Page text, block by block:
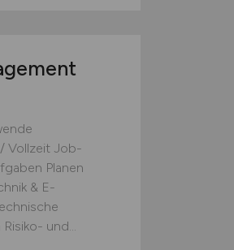
Vollzeit Job-
Planen
& E-
und...